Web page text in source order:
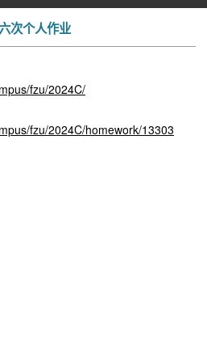
次个人作业
fzu/2024C/
fzu/2024C/homework/13303